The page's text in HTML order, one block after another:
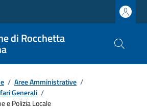
di Rocchetta
/ Aree Amministrative /
Generali /
e Polizia Locale